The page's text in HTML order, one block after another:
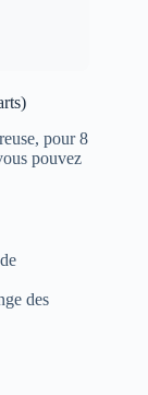
pour 8
pouvez
des